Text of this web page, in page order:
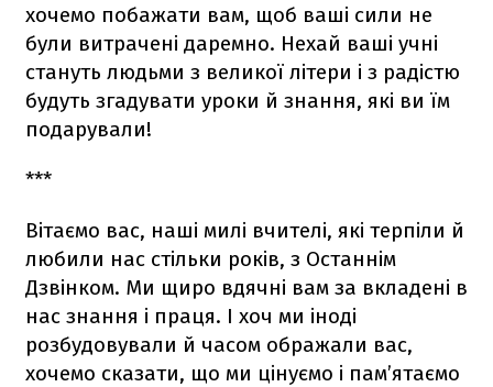
хочемо побажати вам, щоб ваші сили не
були витрачені даремно. Нехай ваші учні
стануть людьми з великої літери і з радістю
будуть згадувати уроки й знання, які ви їм
подарували!
***
Вітаємо вас, наші милі вчителі, які терпіли й
любили нас стільки років, з Останнім
Дзвінком. Ми щиро вдячні вам за вкладені в
нас знання і праця. І хоч ми іноді
розбудовували й часом ображали вас,
хочемо сказати, що ми цінуємо і пам’ятаємо